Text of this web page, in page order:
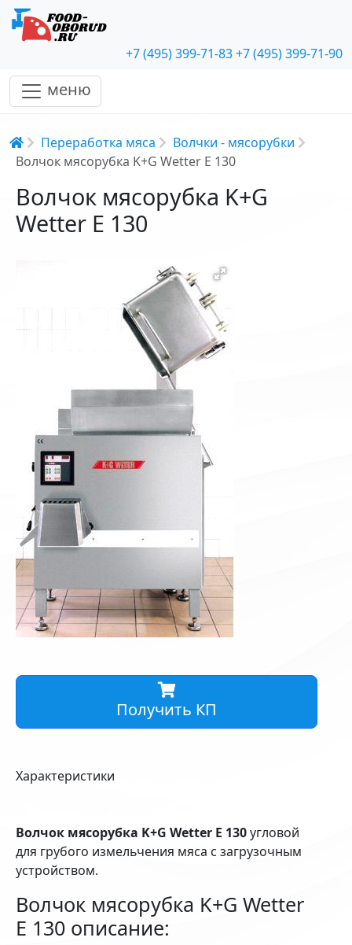
+7 (495) 399-71-83+7 (495) 399-71-90
меню
Строка навигации
Переработка мяса
Волчки - мясорубки
Волчок мясорубка K+G Wetter E 130
Волчок мясорубка K+G
Wetter E 130
Получить КП
Характеристики
Волчок мясорубка K+G Wetter E 130угловой
для грубого измельчения мяса c загрузочным
устройством.
Волчок мясорубка K+G Wetter
E 130 описание: